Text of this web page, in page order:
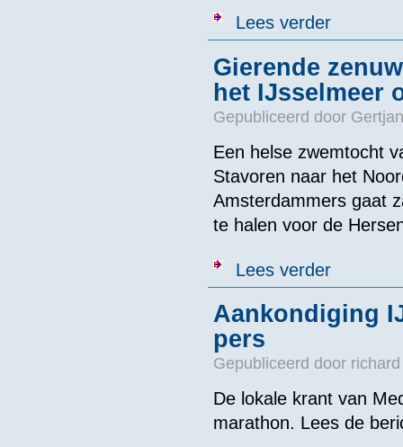
Lees verderover
Gierende
het IJsselmeer
Gepubliceerd door
Een helse zwemtocht
Stavoren naar het
Amsterdammers gaat
te halen voor de
Lees verderover
Aankondiging
pers
Gepubliceerd door
De lokale krant van
marathon. Lees de